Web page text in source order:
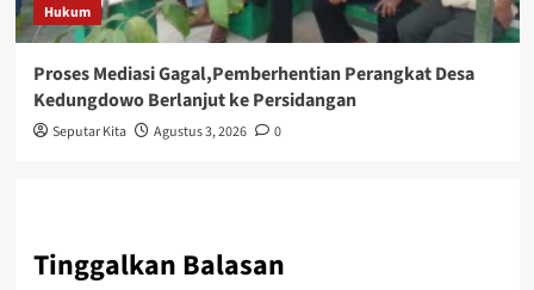
Hukum
Proses Mediasi Gagal,Pemberhentian Perangkat Desa
Kedungdowo Berlanjut ke Persidangan
Seputar Kita Agustus 3, 2026 0
Tinggalkan Balasan